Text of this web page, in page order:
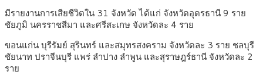
มีรายงานการเสียชีวิตใน 31 จังหวัด ได้แก่ จังหวัดอุดรธานี 9 ราย
ชัยภูมิ นครราชสีมา และศรีสะเกษ จังหวัดละ 4 ราย
ขอนแก่น บุรีรัมย์ สุรินทร์ และสมุทรสงคราม จังหวัดละ 3 ราย ชลบุรี
ชัยนาท ปราจีนบุรี แพร่ ลำปาง ลำพูน และสุราษฎร์ธานี จังหวัดละ 2
ราย